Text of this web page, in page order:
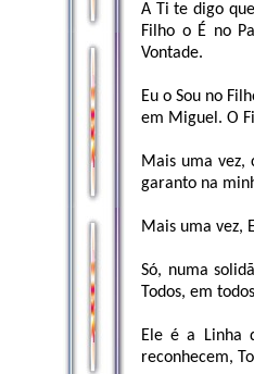
A Ti te digo
Filho o É no
Vontade.
Eu o Sou no
em Miguel. O
Mais uma vez,
garanto na
Mais uma vez,
Só, numa
Todos, em
Ele é a Linha
reconhecem,